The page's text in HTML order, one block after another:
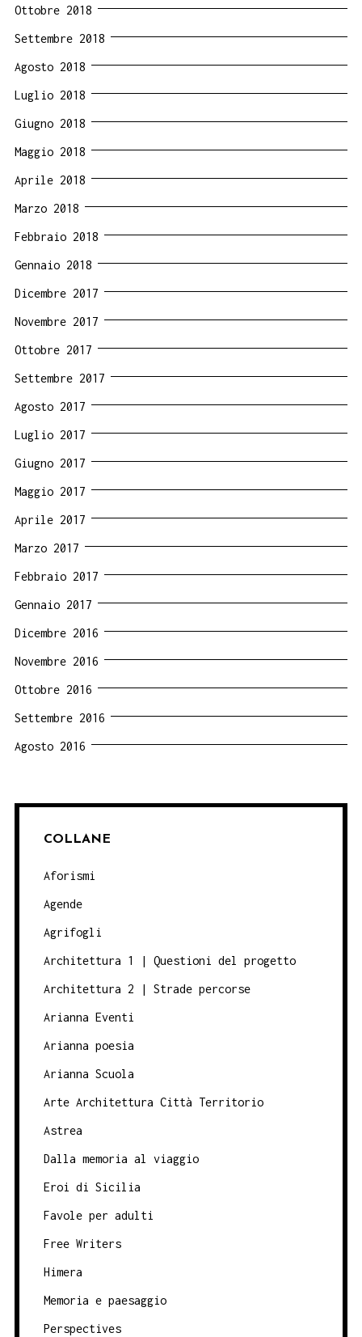
Ottobre 2018
Settembre 2018
Agosto 2018
Luglio 2018
Giugno 2018
Maggio 2018
Aprile 2018
Marzo 2018
Febbraio 2018
Gennaio 2018
Dicembre 2017
Novembre 2017
Ottobre 2017
Settembre 2017
Agosto 2017
Luglio 2017
Giugno 2017
Maggio 2017
Aprile 2017
Marzo 2017
Febbraio 2017
Gennaio 2017
Dicembre 2016
Novembre 2016
Ottobre 2016
Settembre 2016
Agosto 2016
COLLANE
Aforismi
Agende
Agrifogli
Architettura 1 | Questioni del progetto
Architettura 2 | Strade percorse
Arianna Eventi
Arianna poesia
Arianna Scuola
Arte Architettura Città Territorio
Astrea
Dalla memoria al viaggio
Eroi di Sicilia
Favole per adulti
Free Writers
Himera
Memoria e paesaggio
Perspectives